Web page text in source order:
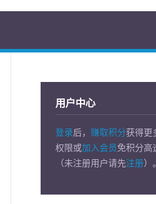
用户中心
登录后， 赚取积分获得更
权限或加入会员免积分高
（未注册用户请先注册）。